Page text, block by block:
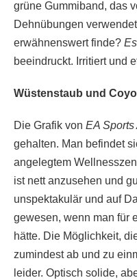
grüne Gummiband, das
Dehnübungen
erwähnenswert finde?
beeindruckt. Irritiert und
Wüstenstaub und
Die Grafik von EA Sports
gehalten. Man befindet
angelegtem
ist nett anzusehen und
unspektakulär und auf
gewesen, wenn man für
hätte. Die Möglichkeit,
zumindest ab und zu
leider. Optisch solide,